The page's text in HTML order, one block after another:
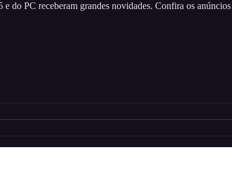
do PC receberam grandes novidades. Confira os